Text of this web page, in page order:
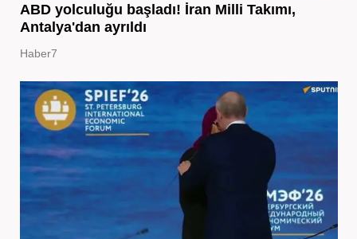
ABD yolculuğu başladı! İran Milli Takımı,
Antalya'dan ayrıldı
Haber7